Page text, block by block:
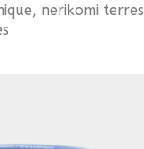
nerikomi terres